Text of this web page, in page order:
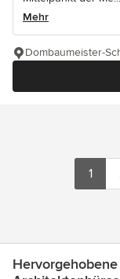
Mehr
Dombaumeister-
1